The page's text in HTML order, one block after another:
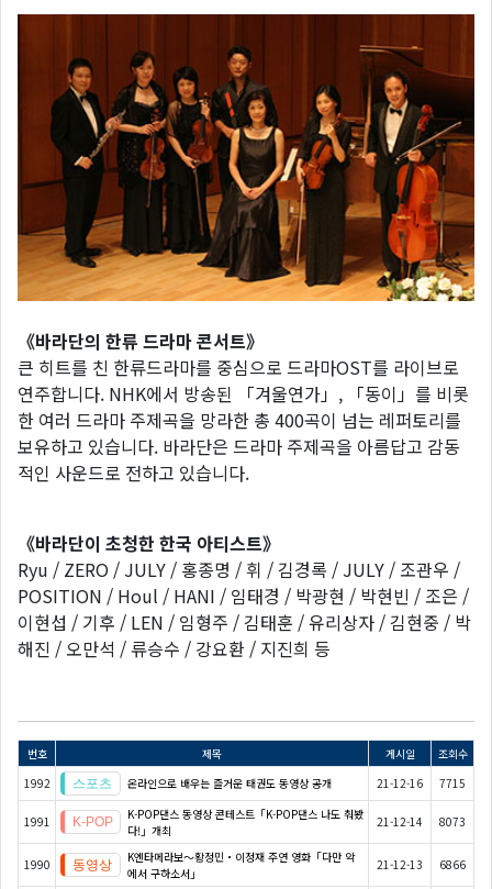
《바라단의 한류 드라마 콘서트》
큰 히트를 친 한류드라마를 중심으로 드라마OST를 라이브로
연주합니다. NHK에서 방송된 「겨울연가」, 「동이」를 비롯
한 여러 드라마 주제곡을 망라한 총 400곡이 넘는 레퍼토리를
보유하고 있습니다. 바라단은 드라마 주제곡을 아름답고 감동
적인 사운드로 전하고 있습니다.
《바라단이 초청한 한국 아티스트》
Ryu / ZERO / JULY / 홍종명 / 휘 / 김경록 / JULY / 조관우 /
POSITION / Houl / HANI / 임태경 / 박광현 / 박현빈 / 조은 /
이현섭 / 기후 / LEN / 임형주 / 김태훈 / 유리상자 / 김현중 / 박
해진 / 오만석 / 류승수 / 강요환 / 지진희 등
번호 제목 게시일
조회수
1992
온라인으로 배우는 즐거운 태권도 동영상 공개 21-12-16 7715
1991
K-POP댄스 동영상 콘테스트「K-POP댄스 나도 춰봤
다!」개최
21-12-14 8073
1990
K엔타메라보～황정민・이정재 주연 영화「다만 악
에서 구하소서」
21-12-13 6866